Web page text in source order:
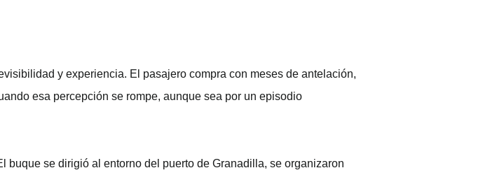
y experiencia. El pasajero compra con meses de antelación,
esa percepción se rompe, aunque sea por un episodio
buque se dirigió al entorno del puerto de Granadilla, se organizaron